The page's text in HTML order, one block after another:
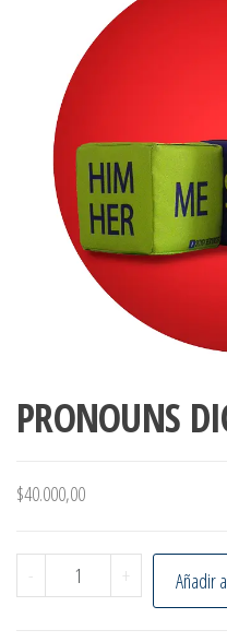
PRONOUNS
$40.000,00
- PRONOUNS DICE
+ Añadir